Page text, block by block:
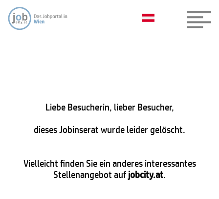
Liebe Besucherin, lieber Besucher,
dieses Jobinserat wurde leider gelöscht.
Vielleicht finden Sie ein anderes interessantes
Stellenangebot aufjobcity.at.